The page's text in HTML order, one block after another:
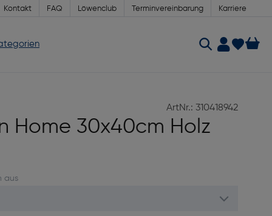
Kontakt FAQ Löwenclub Terminvereinbarung Karriere
ArtNr.: 310418942
Home 30x40cm Holz
aus